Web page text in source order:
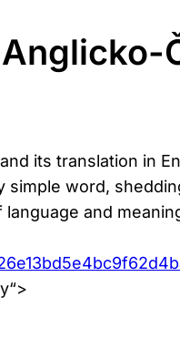
its translation in
word,
and